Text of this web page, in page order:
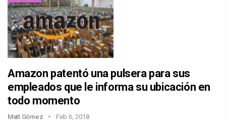
Amazon patentó una pulsera para sus
empleados que le informa su ubicación en
todo momento
Matt Gómez Feb 6, 2018